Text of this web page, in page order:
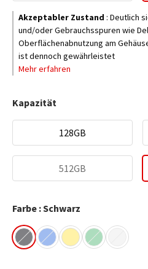
Akzeptabler Zustand : Deutlich
und/oder Gebrauchsspuren wie
Oberflächenabnutzung am
ist dennoch gewährleistet
Mehr erfahren
Kapazität
128GB
512GB
Farbe : Schwarz